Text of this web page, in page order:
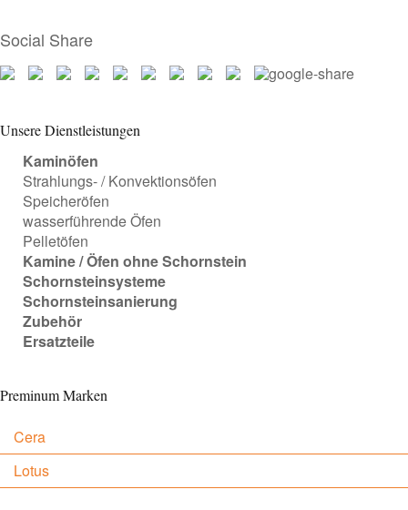
Social Share
Unsere Dienstleistungen
Kaminöfen
Strahlungs- / Konvektionsöfen
Speicheröfen
wasserführende Öfen
Pelletöfen
Kamine / Öfen ohne Schornstein
Schornsteinsysteme
Schornsteinsanierung
Zubehör
Ersatzteile
Preminum Marken
Cera
Lotus